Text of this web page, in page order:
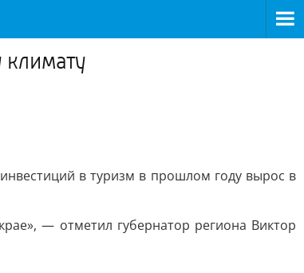
в туризм в прошлом году вырос в
— отметил губернатор региона Виктор